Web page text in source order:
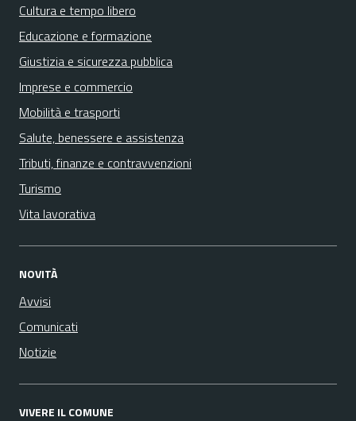
Cultura e tempo libero
Educazione e formazione
Giustizia e sicurezza pubblica
Imprese e commercio
Mobilità e trasporti
Salute, benessere e assistenza
Tributi, finanze e contravvenzioni
Turismo
Vita lavorativa
NOVITÀ
Avvisi
Comunicati
Notizie
VIVERE IL COMUNE